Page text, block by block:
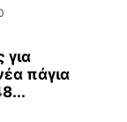
για
πάγια